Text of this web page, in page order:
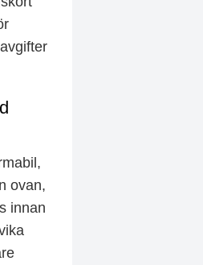
ovan,
innan